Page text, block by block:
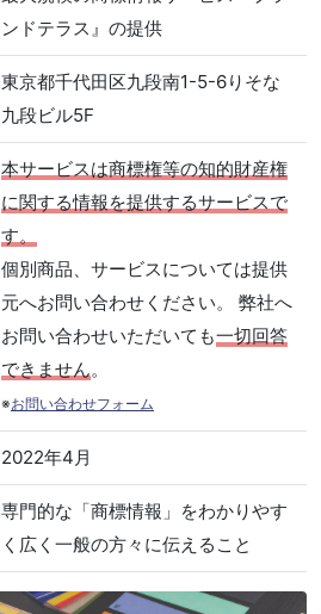
ンドテラス』の提供
東京都千代田区九段南1-5-6りそな
九段ビル5F
本サービスは商標権等の知的財産権
に関する情報を提供するサービスで
す。
個別商品、サービスについては提供
元へお問い合わせください。 弊社へ
お問い合わせいただいても一切回答
できません。
※お問い合わせフォーム
2022年4月
専門的な「商標情報」をわかりやす
く広く一般の方々に伝えること